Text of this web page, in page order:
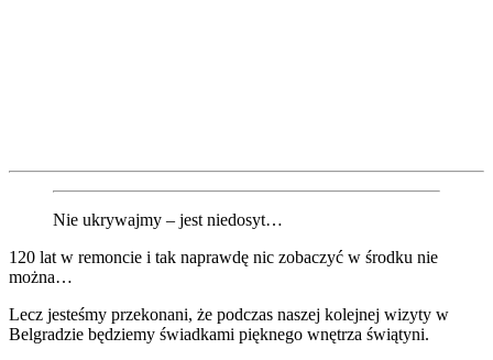
Nie ukrywajmy – jest niedosyt…
120 lat w remoncie i tak naprawdę nic zobaczyć w środku nie
można…
Lecz jesteśmy przekonani, że podczas naszej kolejnej wizyty w
Belgradzie będziemy świadkami pięknego wnętrza świątyni.